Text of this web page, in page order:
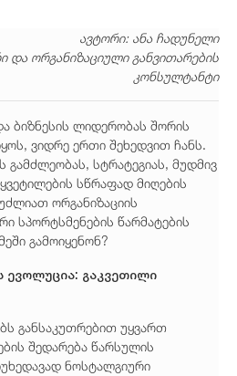
ავტორი: ანა ჩადუნელი
და ორგანიზაციული განვითარების
კონსულტანტი
ბიზნესის ლიდერობას შორის
ვიდრე ერთი შეხედვით ჩანს.
გამძლეობას, სტრატეგიას, მუდმივ
სწრაფად მიღების
ორგანიზაციის
სპორტსმენების წარმატების
გამოიყენონ?
გაკვეთილი
განსაკუთრებით უყვართ
შედარება წარსულის
ნოსტალგიური